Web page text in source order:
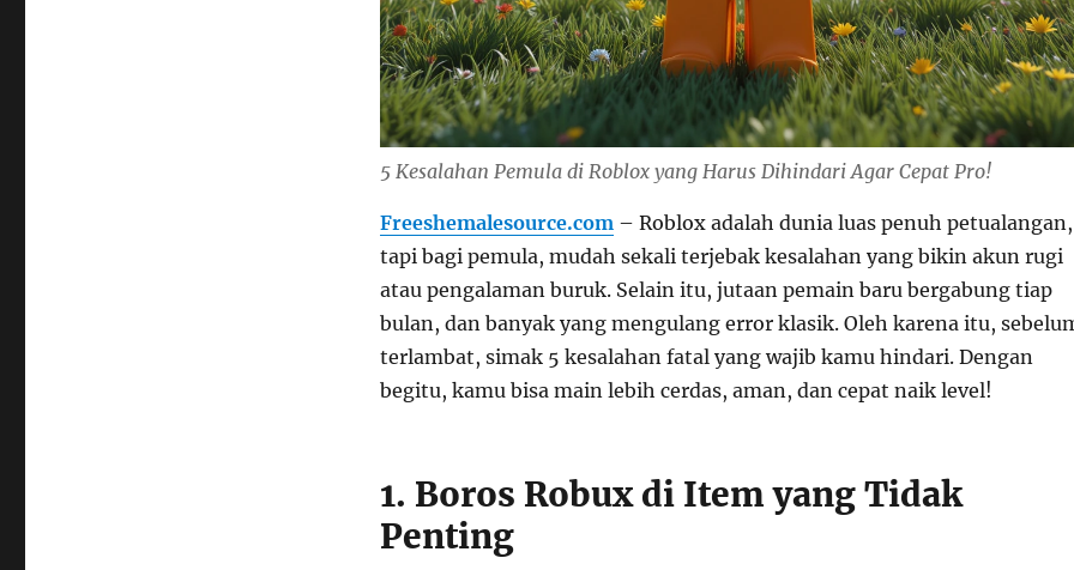
5 Kesalahan Pemula di Roblox yang Harus Dihindari Agar Cepat Pro!
Freeshemalesource.com– Roblox adalah dunia luas penuh petualangan,
tapi bagi pemula, mudah sekali terjebak kesalahan yang bikin akun rugi
atau pengalaman buruk. Selain itu, jutaan pemain baru bergabung tiap
bulan, dan banyak yang mengulang error klasik. Oleh karena itu,
terlambat, simak 5 kesalahan fatal yang wajib kamu hindari. Dengan
begitu, kamu bisa main lebih cerdas, aman, dan cepat naik level!
1. Boros Robux di Item yang Tidak
Penting